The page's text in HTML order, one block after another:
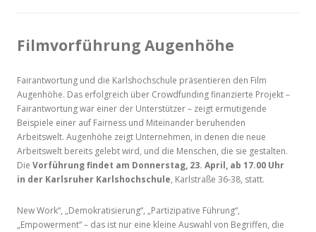
Filmvorführung Augenhöhe
Fairantwortung und die Karlshochschule präsentieren den Film
Augenhöhe. Das erfolgreich über Crowdfunding finanzierte Projekt –
Fairantwortung war einer der Unterstützer – zeigt ermutigende
Beispiele einer auf Fairness und Miteinander beruhenden
Arbeitswelt. Augenhöhe zeigt Unternehmen, in denen die neue
Arbeitswelt bereits gelebt wird, und die Menschen, die sie gestalten.
Die Vorführung findet am Donnerstag, 23. April, ab 17.00 Uhr
in der Karlsruher Karlshochschule, Karlstraße 36-38, statt.
New Work“, „Demokratisierung“, „Partizipative Führung“,
„Empowerment“ – das ist nur eine kleine Auswahl von Begriffen, die